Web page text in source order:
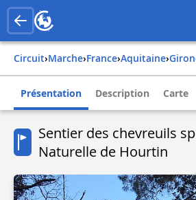
Circuit› Marche› france› aquitaine›
Présentation Description Carte
Sentier des chevreuils
Naturelle de Hourtin